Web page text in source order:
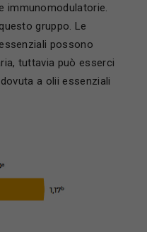
immunomodulatorie.
gruppo. Le
possono
tuttavia può esserci
a olii essenziali